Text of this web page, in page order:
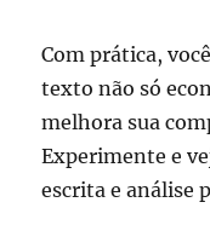
Com prática,
texto não só
melhora sua
Experimente e
escrita e análise